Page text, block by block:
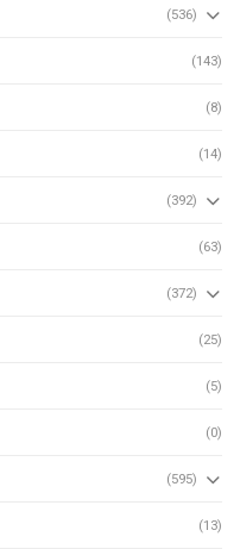
(536)
(143)
(8)
(14)
(392)
(63)
(372)
(25)
(5)
(0)
(595)
(13)